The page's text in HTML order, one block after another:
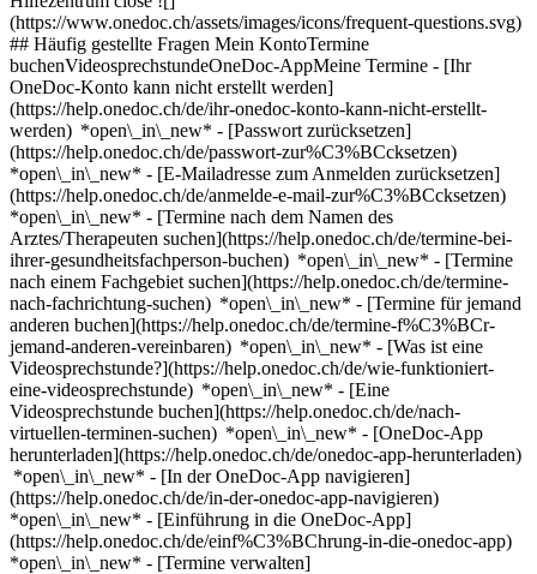
(https://www.onedoc.ch/assets/images/icons/frequent-questions.svg)
## Häufig gestellte Fragen Mein KontoTermine
buchenVideosprechstundeOneDoc-AppMeine Termine - [Ihr
OneDoc-Konto kann nicht erstellt werden]
(https://help.onedoc.ch/de/ihr-onedoc-konto-kann-nicht-erstellt-
werden) *open\_in\_new* - [Passwort zurücksetzen]
(https://help.onedoc.ch/de/passwort-zur%C3%BCcksetzen)
*open\_in\_new* - [E-Mailadresse zum Anmelden zurücksetzen]
(https://help.onedoc.ch/de/anmelde-e-mail-zur%C3%BCcksetzen)
*open\_in\_new* - [Termine nach dem Namen des
Arztes/Therapeuten suchen](https://help.onedoc.ch/de/termine-bei-
ihrer-gesundheitsfachperson-buchen) *open\_in\_new* - [Termine
nach einem Fachgebiet suchen](https://help.onedoc.ch/de/termine-
nach-fachrichtung-suchen) *open\_in\_new* - [Termine für jemand
anderen buchen](https://help.onedoc.ch/de/termine-f%C3%BCr-
jemand-anderen-vereinbaren) *open\_in\_new* - [Was ist eine
Videosprechstunde?](https://help.onedoc.ch/de/wie-funktioniert-
eine-videosprechstunde) *open\_in\_new* - [Eine
Videosprechstunde buchen](https://help.onedoc.ch/de/nach-
virtuellen-terminen-suchen) *open\_in\_new* - [OneDoc-App
herunterladen](https://help.onedoc.ch/de/onedoc-app-herunterladen)
*open\_in\_new* - [In der OneDoc-App navigieren]
(https://help.onedoc.ch/de/in-der-onedoc-app-navigieren)
*open\_in\_new* - [Einführung in die OneDoc-App]
(https://help.onedoc.ch/de/einf%C3%BChrung-in-die-onedoc-app)
*open\_in\_new* - [Termine verwalten](https://help.onedoc.ch/de/termine-verwalten) *open\_in\_new* - [Termine absagen](https://help.onedoc.ch/de/online-gebuchte-termine-absagen) *open\_in\_new* - [Ich erhalte keine Terminbestätigung](https://help.onedoc.ch/de/ich-erhalte-keine-terminbest%C3%A4tigung) *open\_in\_new* [Alle unsere Artikel anzeigen *open\_in\_new*](https://help.onedoc.ch/de/) close ## Ihre Suche bearbeiten ![Haus mit Pluszeichen, das anzeigt, dass eine Konsultation vor Ort möglich ist](https://www.onedoc.ch/assets/images/icons/on-site.svg) Vor Ort ![Kamera mit Play-Symbol, die anzeigt, dass eine Konsultation per Video aus der Ferne möglich ist](https://www.onedoc.ch/assets/images/icons/remote.svg) Virtuell Suche #### Fachrichtung #### Gesundheitsfachperson #### Einrichtung edit Laser Haarentfernung in Lenzburg tune Filter Neue Patienten*keyboard\_arrow\_down* - Zugelassen*check\_circle* Gesprochene Sprachen*keyboard\_arrow\_down* - Deutsch*check\_circle* - Englisch*check\_circle* - Rumänisch*check\_circle* - Russisch*check\_circle* - Thailändisch*check\_circle* - Ungarisch*check\_circle* Geschlecht*keyboard\_arrow\_down* - Weiblich*check\_circle* - Männlich*check\_circle* Verfügbarkeit*keyboard\_arrow\_down* - Heute*check\_circle* - In den nächsten 3 Tagen*check\_circle* - In den nächsten 7 Tagen*check\_circle* - In den nächsten 14 Tagen*check\_circle* # __Laser Haarentfernung__ in __Lenzburg__: Buchen Sie heute Ihren Termin online ## 4 Ergebnisse in Lenzburg [![Dr. med. Anna Balazs, Hautärztin (Dermatologin) in Lenzburg](https://assets.onedoc.ch/images/users/500cbee4bc01c64de19fc0ad699631932fe67456d54b52dfd73336d748af49f0-small.jpg "Dr. med. Anna Balazs, Hautärztin (Dermatologin) in Lenzburg")](https://www.onedoc.ch/de/hautarztin-dermatologin/lenzburg/pctge/dr-med-anna-balazs) ### [Dr. med. Anna Balazs](https://www.onedoc.ch/de/hautarztin-dermatologin/lenzburg/pctge/dr-med-anna-balazs) ![Abzeichen, das ein verifiziertes Profil kennzeichnet](https://www.onedoc.ch/assets/images/icons/checkmark.svg) [Hautärztin (Dermatologin)](https://www.onedoc.ch/de/hautarzt-dermatologe/lenzburg) [Skinmed Lenzburg](https://www.onedoc.ch/de/medizinische-praxis/lenzburg/eba8g/skinmed-lenzburg) Niederlenzer Kirchweg 2A 5600 Lenzburg ![Patient mit Pluszeichen, der anzeigt, dass neue Patienten angenommen werden](https://www.onedoc.ch/assets/images/icons/new-patients.svg)Akzeptiert neue Patienten [Termin buchen](https://www.onedoc.ch/de/hautarztin-dermatologin/lenzburg/pctge/dr-med-anna-balazs) Expertisen: Laser Haarentfernung, [Hautkrebs](https://www.onedoc.ch/de/hautkrebs/lenzburg), [Couperose | Rosacea](https://www.onedoc.ch/de/couperose-rosacea/lenzburg), [Pädiatrische Dermatologie](https://www.onedoc.ch/de/padiatrische-dermatologie/lenzburg), [Hyperhidrose | Übermässiges Schwitzen](https://www.onedoc.ch/de/hyperhidrose-ubermassiges-schwitzen/lenzburg), [Injektion von Botulinumtoxin](https://www.onedoc.ch/de/injektion-von-botulinumtoxin/lenzburg), [Injektion von Hyaluronsäure](https://www.onedoc.ch/de/injektion-von-hyaluronsaure/lenzburg), [Ekzem](https://www.onedoc.ch/de/ekzem/lenzburg), [Warze | Warzenbehandlung](https://www.onedoc.ch/de/warze-warzenbehandlung/lenzburg)Mehr anzeigen *chevron\_left* Di. 04 Aug. *chevron\_right* Mehr Termine anzeigen *error\_outline* Beim Laden der Verfügbarkeiten ist ein Fehler aufgetreten [Erneut versuchen](https://www.onedoc.ch) Expertisen: Laser Haarentfernung, [Hautkrebs](https://www.onedoc.ch/de/hautkrebs/lenzburg), [Couperose | Rosacea](https://www.onedoc.ch/de/couperose-rosacea/lenzburg), [Pädiatrische Dermatologie](https://www.onedoc.ch/de/padiatrische-dermatologie/lenzburg), [Hyperhidrose | Übermässiges Schwitzen](https://www.onedoc.ch/de/hyperhidrose-ubermassiges-schwitzen/lenzburg), [Injektion von Botulinumtoxin](https://www.onedoc.ch/de/injektion-von-botulinumtoxin/lenzburg), [Injektion von Hyaluronsäure](https://www.onedoc.ch/de/injektion-von-hyaluronsaure/lenzburg), [Ekzem](https://www.onedoc.ch/de/ekzem/lenzburg), [Warze | Warzenbehandlung](https://www.onedoc.ch/de/warze-warzenbehandlung/lenzburg)Mehr anzeigen [![Dr. med. Alena Bitel, Hautärztin (Dermatologin) in Lenzburg](https://assets.onedoc.ch/images/users/95caec442410e9c4034ce12b7ecc0569aca1a2936795f33041c653214e792a11-small.jpg "Dr. med. Alena Bitel, Hautärztin (Dermatologin) in Lenzburg")](https://www.onedoc.ch/de/hautarztin-dermatologin/lenzburg/pctgc/dr-med-alena-bitel) ### [Dr. med. Alena Bitel](https://www.onedoc.ch/de/hautarztin-dermatologin/lenzburg/pctgc/dr-med-alena-bitel) ![Abzeichen, das ein verifiziertes Profil kennzeichnet](https://www.onedoc.ch/assets/images/icons/checkmark.svg) [Hautärztin (Dermatologin)](https://www.onedoc.ch/de/hautarzt-dermatologe/lenzburg) [Skinmed Lenzburg](https://www.onedoc.ch/de/medizinische-praxis/lenzburg/eba8g/skinmed-lenzburg) Niederlenzer Kirchweg 2A 5600 Lenzburg ![Patient mit Pluszeichen, der anzeigt, dass neue Patienten angenommen werden](https://www.onedoc.ch/assets/images/icons/new-patients.svg)Akzeptiert neue Patienten [Termin buchen](https://www.onedoc.ch/de/hautarztin-dermatologin/lenzburg/pctgc/dr-med-alena-bitel) Expertisen: Laser Haarentfernung, [Hautcheck](https://www.onedoc.ch/de/hautcheck/lenzburg), [Muttermalkontrolle](https://www.onedoc.ch/de/muttermalkontrolle/lenzburg), [Pädiatrische Dermatologie](https://www.onedoc.ch/de/padiatrische-dermatologie/lenzburg), [Akne](https://www.onedoc.ch/de/akne/lenzburg), [Ekzem](https://www.onedoc.ch/de/ekzem/lenzburg), [Gürtelrose (Herpes Zoster)](https://www.onedoc.ch/de/gurtelrose-herpes-zoster/lenzburg), [Psoriasis | Schuppenflechte](https://www.onedoc.ch/de/psoriasis-schuppenflechte/lenzburg), [Warze | Warzenbehandlung](https://www.onedoc.ch/de/warze-warzenbehandlung/lenzburg)Mehr anzeigen *chevron\_left* Di. 04 Aug. *chevron\_right* Mehr Termine anzeigen *error\_outline* Beim Laden der Verfügbarkeiten ist ein Fehler aufgetreten [Erneut versuchen](https://www.onedoc.ch) Expertisen: Laser Haarentfernung, [Hautcheck](https://www.onedoc.ch/de/hautcheck/lenzburg), [Muttermalkontrolle](https://www.onedoc.ch/de/muttermalkontrolle/lenzburg), [Pädiatrische Dermatologie](https://www.onedoc.ch/de/padiatrische-dermatologie/lenzburg), [Akne](https://www.onedoc.ch/de/akne/lenzburg), [Ekzem](https://www.onedoc.ch/de/ekzem/lenzburg), [Gürtelrose (Herpes Zoster)](https://www.onedoc.ch/de/gurtelrose-herpes-zoster/lenzburg), [Psoriasis | Schuppenflechte](https://www.onedoc.ch/de/psoriasis-schuppenflechte/lenzburg), [Warze | Warzenbehandlung](https://www.onedoc.ch/de/warze-warzenbehandlung/lenzburg)Mehr anzeigen [![Frau Sandra Bingmann, Hautärztin (Dermatologin) in Lenzburg](https://assets.onedoc.ch/images/users/f409f1c087c98ec2838a0db374c818c9647a291db11cdb66ecfd2e3612626858-small.jpg "Frau Sandra Bingmann, Hautärztin (Dermatologin) in Lenzburg")](https://www.onedoc.ch/de/hautarztin-dermatologin/lenzburg/pctgl/sandra-bingmann) ### [Frau Sandra Bingmann](https://www.onedoc.ch/de/hautarztin-dermatologin/lenzburg/pctgl/sandra-bingmann) [Hautärztin (Dermatologin)](https://www.onedoc.ch/de/hautarzt-dermatologe/lenzburg) [Skinmed Lenzburg](https://www.onedoc.ch/de/medizinische-praxis/lenzburg/eba8g/skinmed-lenzburg) Niederlenzer Kirchweg 2A 5600 Lenzburg ![Patient mit Pluszeichen, der anzeigt, dass neue Patienten angenommen werden](https://www.onedoc.ch/assets/images/icons/new-patients.svg)Akzeptiert neue Patienten [Termin buchen](https://www.onedoc.ch/de/hautarztin-dermatologin/lenzburg/pctgl/sandra-bingmann) Expertisen: Laser Haarentfernung, [Hautcheck](https://www.onedoc.ch/de/hautcheck/lenzburg), [Couperose | Rosacea](https://www.onedoc.ch/de/couperose-rosacea/lenzburg), [Pädiatrische Dermatologie](https://www.onedoc.ch/de/padiatrische-dermatologie/lenzburg), [Hyperhidrose | Übermässiges Schwitzen](https://www.onedoc.ch/de/hyperhidrose-ubermassiges-schwitzen/lenzburg), [Injektion von Botulinumtoxin](https://www.onedoc.ch/de/injektion-von-botulinumtoxin/lenzburg), [Injektion von Hyaluronsäure](https://www.onedoc.ch/de/injektion-von-hyaluronsaure/lenzburg), [Microneedling](https://www.onedoc.ch/de/microneedling/lenzburg), [Radiofrequenz](https://www.onedoc.ch/de/radiofrequenz/lenzburg)Mehr anzeigen *chevron\_left* Di. 04 Aug. *chevron\_right* Mehr Termine anzeigen In den nächsten Tagen nicht online verfügbar Expertisen: Laser Haarentfernung, [Hautcheck](https://www.onedoc.ch/de/hautcheck/lenzburg), [Couperose | Rosacea](https://www.onedoc.ch/de/couperose-rosacea/lenzburg), [Pädiatrische Dermatologie](https://www.onedoc.ch/de/padiatrische-dermatologie/lenzburg), [Hyperhidrose | Übermässiges Schwitzen](https://www.onedoc.ch/de/hyperhidrose-ubermassiges-schwitzen/lenzburg), [Injektion von Botulinumtoxin](https://www.onedoc.ch/de/injektion-von-botulinumtoxin/lenzburg), [Injektion von Hyaluronsäure](https://www.onedoc.ch/de/injektion-von-hyaluronsaure/lenzburg), [Microneedling](https://www.onedoc.ch/de/microneedling/lenzburg), [Radiofrequenz](https://www.onedoc.ch/de/radiofrequenz/lenzburg)Mehr anzeigen [![Dr. med. Gabriela Costea - ehemals Brata, Hautärztin (Dermatologin) in Lenzburg](https://assets.onedoc.ch/images/users/7532c7dc6b31da51a022ef5be19c3c0f8824dd4f8a2dab3f489d92fb392fa483-small.jpg "Dr. med. Gabriela Costea - ehemals Brata, Hautärztin (Dermatologin) in Lenzburg")](https://www.onedoc.ch/de/hautarztin-dermatologin/lenzburg/pctgh/dr-med-gabriela-costea-ehemals-brata) ### [Dr. med. Gabriela Costea - ehemals Brata](https://www.onedoc.ch/de/hautarztin-dermatologin/lenzburg/pctgh/dr-med-gabriela-costea-ehemals-brata) [Hautärztin (Dermatologin)](https://www.onedoc.ch/de/hautarzt-dermatologe/lenzburg) [Skinmed Lenzburg](https://www.onedoc.ch/de/medizinische-praxis/lenzburg/eba8g/skinmed-lenzburg) Niederlenzer Kirchweg 2A 5600 Lenzburg ![Patient mit Pluszeichen, der anzeigt, dass neue Patienten angenommen werden](https://www.onedoc.ch/assets/images/ico